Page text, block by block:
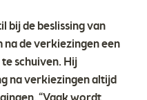
bij de beslissing van
de verkiezingen een
schuiven. Hij
na verkiezingen altijd